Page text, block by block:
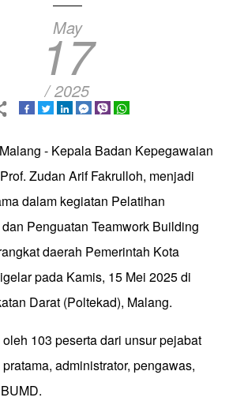
May
17
/ 2025
- Kepala Badan Kepegawaian
Zudan Arif Fakrulloh, menjadi
dalam kegiatan Pelatihan
Penguatan Teamwork Building
daerah Pemerintah Kota
pada Kamis, 15 Mei 2025 di
Darat (Poltekad), Malang.
103 peserta dari unsur pejabat
administrator, pengawas,